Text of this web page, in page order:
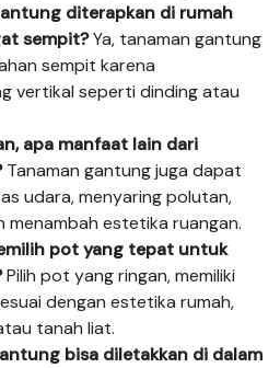
diterapkan di rumah
sempit?Ya, tanaman gantung
sempit karena
vertikal seperti dinding atau
apa manfaat lain dari
Tanaman gantung juga dapat
udara, menyaring polutan,
menambah estetika ruangan.
pot yang tepat untuk
Pilih pot yang ringan, memiliki
dengan estetika rumah,
tanah liat.
bisa diletakkan di dalam